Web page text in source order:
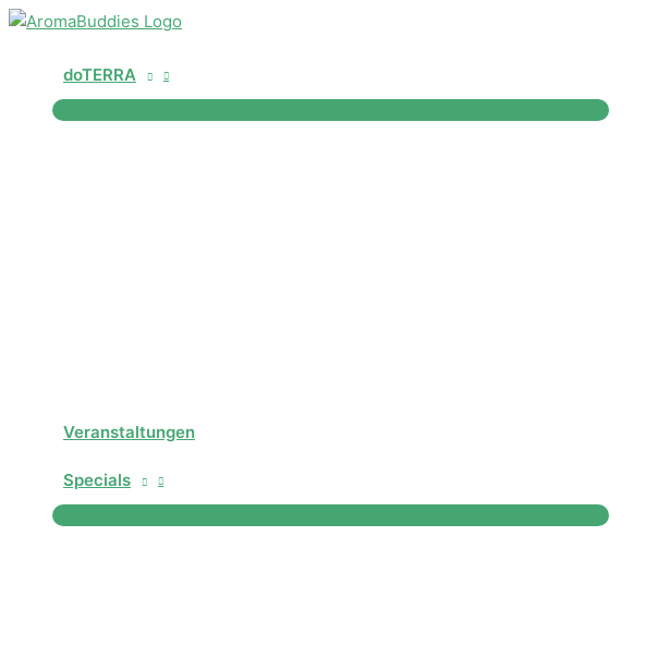
Zum
springendoTERRA
Veranstaltungen
Specials